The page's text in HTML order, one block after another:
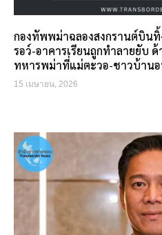
กองทัพพม่าฉลองสงกรานต์บินทิ้
รอว์-อาคารเรียนถูกทำลายยับ
ทหารพม่าที่แม่ตะวอ-ชาวบ้าน
15 เมษายน, 2026